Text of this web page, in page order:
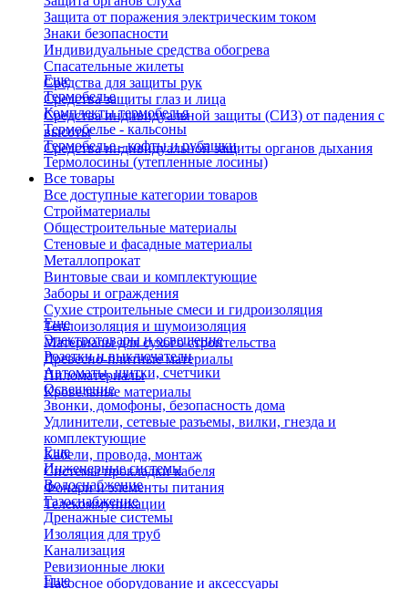
Защита от поражения электрическим током
Знаки безопасности
Индивидуальные средства обогрева
Спасательные жилеты
Средства для защиты рук
Средства защиты глаз и лица
Средства индивидуальной защиты (СИЗ) от падения с
высоты
Средства индивидуальной защиты органов дыхания
Еще
Термобелье
Комплекты термобелья
Термобелье - кальсоны
Термобелье - кофты и рубашки
Термолосины (утепленные лосины)
Все товары
Все доступные категории товаров
Стройматериалы
Общестроительные материалы
Стеновые и фасадные материалы
Металлопрокат
Винтовые сваи и комплектующие
Заборы и ограждения
Сухие строительные смеси и гидроизоляция
Теплоизоляция и шумоизоляция
Материалы для сухого строительства
Древесно-плитные материалы
Пиломатериалы
Кровельные материалы
Еще
Электротовары и освещение
Розетки и выключатели
Автоматы, щитки, счетчики
Освещение
Звонки, домофоны, безопасность дома
Удлинители, сетевые разъемы, вилки, гнезда и
комплектующие
Кабели, провода, монтаж
Системы прокладки кабеля
Фонари и элементы питания
Телекоммуникации
Еще
Инженерные системы
Водоснабжение
Газоснабжение
Дренажные системы
Изоляция для труб
Канализация
Ревизионные люки
Насосное оборудование и аксессуары
Еще